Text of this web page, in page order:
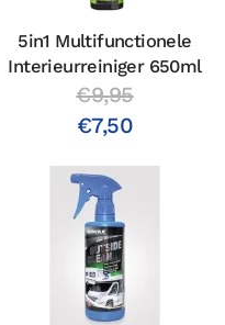
5in1 Multifunctionele
Interieurreiniger 650ml
€9,95
€7,50